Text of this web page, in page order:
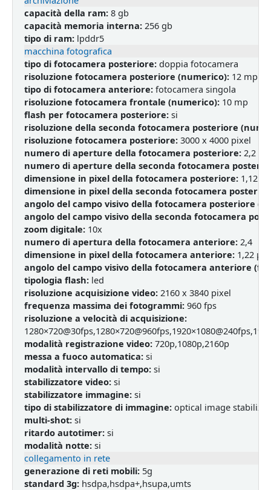
capacità della ram:8 gb
capacità memoria interna:256 gb
tipo di ram:lpddr5
macchina fotografica
tipo di fotocamera posteriore:doppia fotocamera
risoluzione fotocamera posteriore (numerico):12 mp
tipo di fotocamera anteriore:fotocamera singola
risoluzione fotocamera frontale (numerico):10 mp
flash per fotocamera posteriore:si
risoluzione della seconda fotocamera posteriore
risoluzione fotocamera posteriore:3000 x 4000 pixel
numero di aperture della fotocamera posteriore:2,2
numero di aperture della seconda fotocamera
dimensione in pixel della fotocamera posteriore:1,12
dimensione in pixel della seconda fotocamera
angolo del campo visivo della fotocamera posteriore
angolo del campo visivo della seconda fotocamera
zoom digitale:10x
numero di apertura della fotocamera anteriore:2,4
dimensione in pixel della fotocamera anteriore:1,22 µm
angolo del campo visivo della fotocamera anteriore
tipologia flash:led
risoluzione acquisizione video:2160 x 3840 pixel
frequenza massima dei fotogrammi:960 fps
risoluzione a velocità di acquisizione:
modalità registrazione video:720p,1080p,2160p
messa a fuoco automatica:si
modalità intervallo di tempo:si
stabilizzatore video:si
stabilizzatore immagine:si
tipo di stabilizzatore di immagine:optical image
multi-shot:si
ritardo autotimer:si
modalità notte:si
collegamento in rete
generazione di reti mobili:5g
standard 3g:hsdpa,hsdpa+,hsupa,umts